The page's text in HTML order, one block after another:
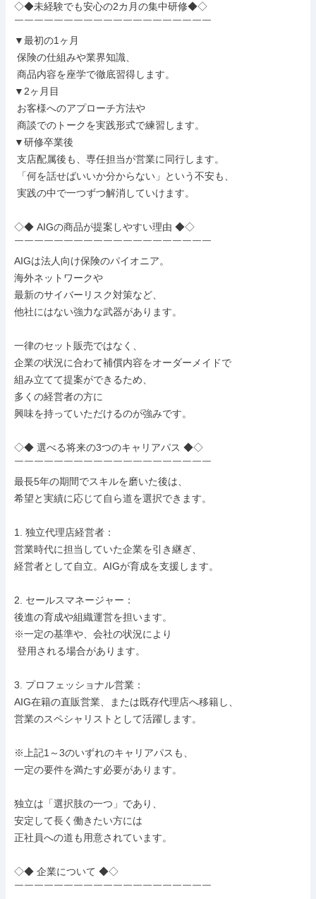
◇◆未経験でも安心の2カ月の集中研修◆◇
￣￣￣￣￣￣￣￣￣￣￣￣￣￣￣￣￣￣￣￣
▼最初の1ヶ月
▼2ヶ月目
▼研修卒業後
◇◆ AIGの商品が提案しやすい理由 ◆◇
￣￣￣￣￣￣￣￣￣￣￣￣￣￣￣￣￣￣￣￣
AIGは法人向け保険のパイオニア。
海外ネットワークや
最新のサイバーリスク対策など、
他社にはない強力な武器があります。
一律のセット販売ではなく、
企業の状況に合わて補償内容をオーダーメイドで
組み立てて提案ができるため、
多くの経営者の方に
興味を持っていただけるのが強みです。
◇◆ 選べる将来の3つのキャリアパス ◆◇
￣￣￣￣￣￣￣￣￣￣￣￣￣￣￣￣￣￣￣￣
最長5年の期間でスキルを磨いた後は、
希望と実績に応じて自ら道を選択できます。
1. 独立代理店経営者：
営業時代に担当していた企業を引き継ぎ、
経営者として自立。AIGが育成を支援します。
2. セールスマネージャー：
後進の育成や組織運営を担います。
※一定の基準や、会社の状況により
3. プロフェッショナル営業：
AIG在籍の直販営業、または既存代理店へ移籍し、
営業のスペシャリストとして活躍します。
※上記1～3のいずれのキャリアパスも、
一定の要件を満たす必要があります。
独立は「選択肢の一つ」であり、
安定して長く働きたい方には
正社員への道も用意されています。
◇◆ 企業について ◆◇
￣￣￣￣￣￣￣￣￣￣￣￣￣￣￣￣￣￣￣￣